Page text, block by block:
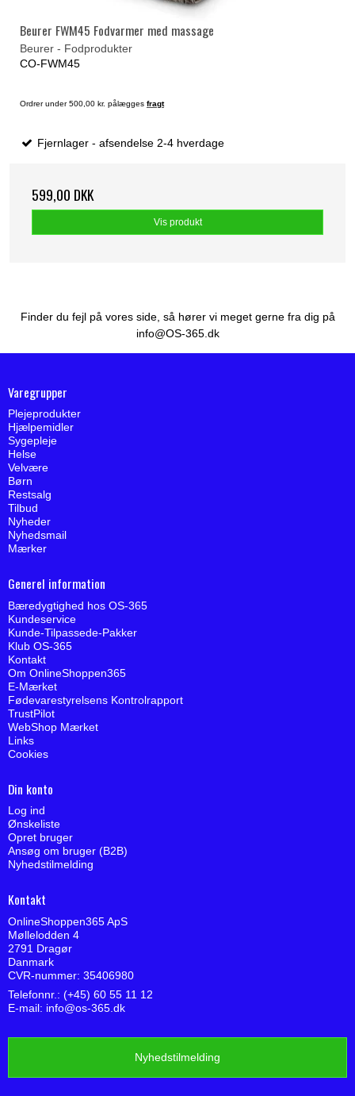
Beurer FWM45 Fodvarmer med massage
Beurer - Fodprodukter
CO-FWM45
Ordrer under 500,00 kr. pålægges fragt
Fjernlager - afsendelse 2-4 hverdage
599,00 DKK
Vis produkt
Finder du fejl på vores side, så hører vi meget gerne fra dig på
info@OS-365.dk
Varegrupper
Plejeprodukter
Hjælpemidler
Sygepleje
Helse
Velvære
Børn
Restsalg
Tilbud
Nyheder
Nyhedsmail
Mærker
Generel information
Bæredygtighed hos OS-365
Kundeservice
Kunde-Tilpassede-Pakker
Klub OS-365
Kontakt
Om OnlineShoppen365
E-Mærket
Fødevarestyrelsens Kontrolrapport
TrustPilot
WebShop Mærket
Links
Cookies
Din konto
Log ind
Ønskeliste
Opret bruger
Ansøg om bruger (B2B)
Nyhedstilmelding
Kontakt
OnlineShoppen365 ApS
Møllelodden 4
2791 Dragør
Danmark
CVR-nummer: 35406980
Telefonnr.: (+45) 60 55 11 12
E-mail: info@os-365.dk
Nyhedstilmelding